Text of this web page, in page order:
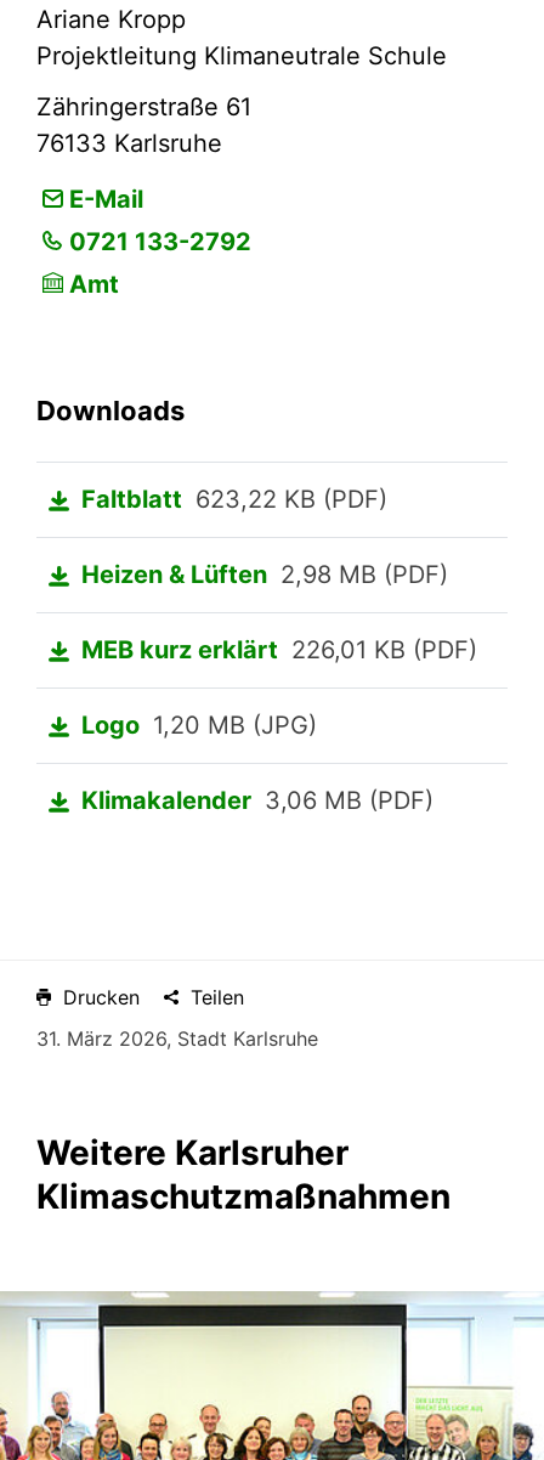
Ariane Kropp
Projektleitung Klimaneutrale Schule
Zähringerstraße 61
76133 Karlsruhe
E-Mail
0721 133-2792
Amt
Downloads
Faltblatt 623,22 KB (PDF)
Heizen & Lüften 2,98 MB (PDF)
MEB kurz erklärt 226,01 KB (PDF)
Logo 1,20 MB (JPG)
Klimakalender 3,06 MB (PDF)
Drucken
Teilen
31. März 2026, Stadt Karlsruhe
Weitere Karlsruher
Klimaschutzmaßnahmen